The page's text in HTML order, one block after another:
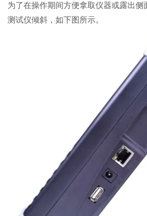
为了在操作期间方便拿取仪器或露出侧
测试仪倾斜，如下图所示。